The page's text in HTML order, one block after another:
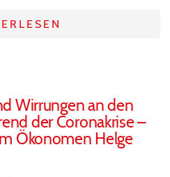
Wirrungen an den
der Coronakrise –
Ökonomen Helge